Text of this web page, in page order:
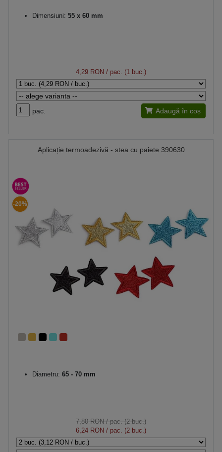
Dimensiuni: 55 x 60 mm
4,29 RON / pac. (1 buc.)
pac. Adaugă în coș
Aplicație termoadezivă - stea cu paiete 390630
-20%
Diametru: 65 - 70 mm
7,80 RON/ pac. (2 buc.)
6,24 RON / pac. (2 buc.)